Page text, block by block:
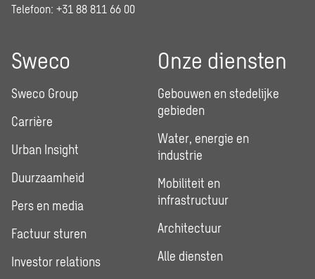
Telefoon: +31 88 811 66 00
Sweco
Sweco Group
Carrière
Urban Insight
Duurzaamheid
Pers en media
Factuur sturen
Investor relations
Onze diensten
Gebouwen en stedelijke
gebieden
Water, energie en
industrie
Mobiliteit en
infrastructuur
Architectuur
Alle diensten